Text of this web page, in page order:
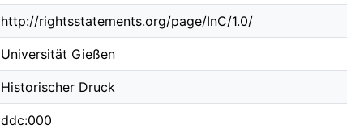
http://rightsstatements.org/page/InC/1.0/
Universität Gießen
Historischer Druck
ddc:000